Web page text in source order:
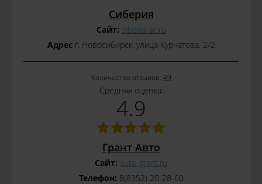
Сиберия
Сайт: siberia-ac.ru
Адресг. Новосибирск, улица Курчатова, 2/2
Количество отзывов: 49
Средняя оценка:
4.9
Грант Авто
Сайт: auto-grant.ru
Телефон: 8(8352) 20-28-60